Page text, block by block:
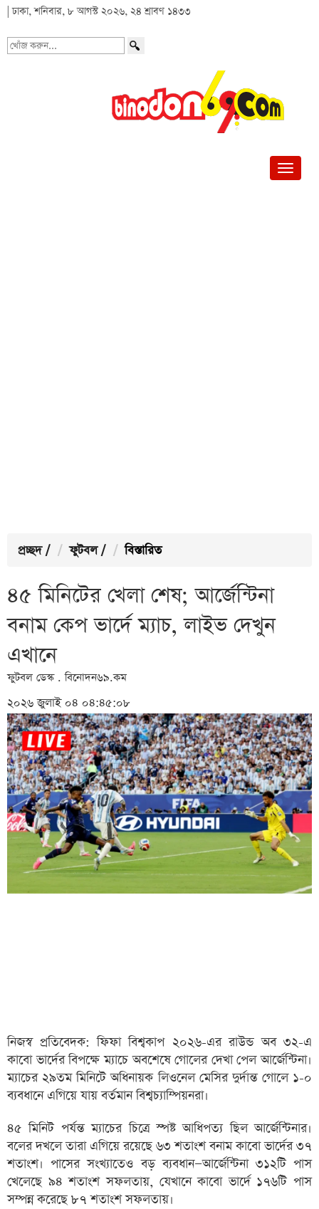
| ঢাকা, শনিবার, ৮ আগস্ট ২০২৬, ২৪ শ্রাবণ ১৪৩৩
খোঁজ
প্রচ্ছদ / ফুটবল / বিস্তারিত
৪৫ মিনিটের খেলা শেষ; আর্জেন্টিনা
বনাম কেপ ভার্দে ম্যাচ, লাইভ দেখুন
এখানে
ফুটবল ডেস্ক . বিনোদন৬৯.কম
২০২৬ জুলাই ০৪ ০৪:৪৫:০৮
নিজস্ব প্রতিবেদক: ফিফা বিশ্বকাপ ২০২৬-এর রাউন্ড অব ৩২-এ
কাবো ভার্দের বিপক্ষে ম্যাচে অবশেষে গোলের দেখা পেল আর্জেন্টিনা।
ম্যাচের ২৯তম মিনিটে অধিনায়ক লিওনেল মেসির দুর্দান্ত গোলে ১-০
ব্যবধানে এগিয়ে যায় বর্তমান বিশ্বচ্যাম্পিয়নরা।
৪৫ মিনিট পর্যন্ত ম্যাচের চিত্রে স্পষ্ট আধিপত্য ছিল আর্জেন্টিনার।
বলের দখলে তারা এগিয়ে রয়েছে ৬৩ শতাংশ বনাম কাবো ভার্দের ৩৭
শতাংশ। পাসের সংখ্যাতেও বড় ব্যবধান—আর্জেন্টিনা ৩১২টি পাস
খেলেছে ৯৪ শতাংশ সফলতায়, যেখানে কাবো ভার্দে ১৭৬টি পাস
সম্পন্ন করেছে ৮৭ শতাংশ সফলতায়।